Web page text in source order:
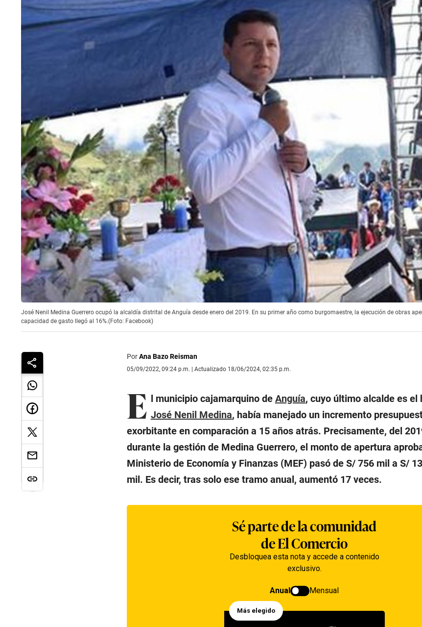
José Nenil Medina Guerrero ocupó la alcaldía distrital de Anguía desde enero del 2019. En su primer año como burgomaestre, la ejecución de obras
capacidad de gasto llegó al 16%.(Foto: Facebook)
PorAna Bazo Reisman
05/09/2022, 09:24 p.m. | Actualizado 18/06/2024, 02:35 p.m.
E l municipio cajamarquino de Anguía, cuyo último alcalde es el
José Nenil Medina, había manejado un incremento
exorbitante en comparación a 15 años atrás. Precisamente, del
durante la gestión de Medina Guerrero, el monto de apertura
Ministerio de Economía y Finanzas (MEF) pasó de S/ 756 mil a S/
mil. Es decir, tras solo ese tramo anual, aumentó 17 veces.